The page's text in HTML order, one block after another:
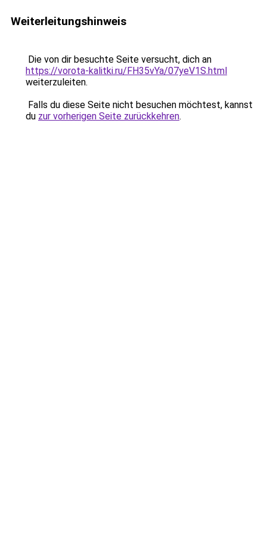
Weiterleitungshinweis
Die von dir besuchte Seite versucht, dich an
https://vorota-kalitki.ru/FH35vYa/07yeV1S.html
weiterzuleiten.
Falls du diese Seite nicht besuchen möchtest, kannst
du zur vorherigen Seite zurückkehren.